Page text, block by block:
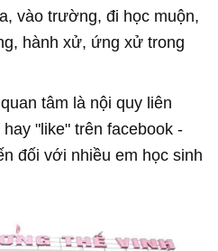
vào trường, đi học muộn,
hành xử, ứng xử trong
tâm là nội quy liên
"like" trên facebook -
đối với nhiều em học sinh